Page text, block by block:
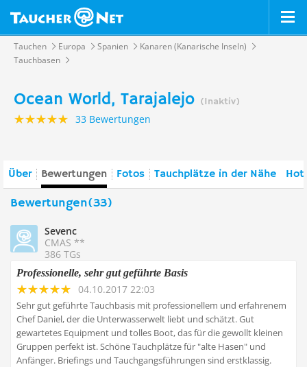
Tauchen Europa Spanien
Kanaren (Kanarische Inseln)
Tauchbasen
Ocean World, Tarajalejo (Inaktiv)
33 Bewertungen
Über Bewertungen Fotos Tauchplätze in der Nähe
Bewertungen(33)
Sevenc
CMAS **
386 TGs
Professionelle, sehr gut geführte Basis
04.10.2017 22:03
Sehr gut geführte Tauchbasis mit professionellem und erfahrenem
Chef Daniel, der die Unterwasserwelt liebt und schätzt. Gut
gewartetes Equipment und tolles Boot, das für die gewollt kleinen
Gruppen perfekt ist. Schöne Tauchplätze für "alte Hasen" und
Anfänger. Briefings und Tauchgangsführungen sind erstklassig.